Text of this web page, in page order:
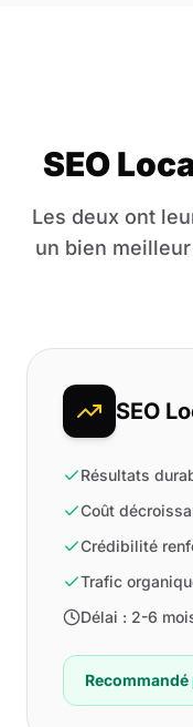
SEO
Les deux ont
un bien
SEO
Résultats
Coût
Crédibilité
Trafic
Délai : 2-6